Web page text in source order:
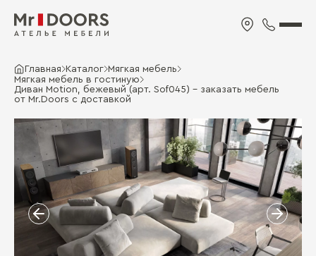
Главная Каталог Мягкая мебель
Мягкая мебель в гостиную
Диван Motion, бежевый (арт. Sof045) - заказать мебель
от Mr.Doors с доставкой